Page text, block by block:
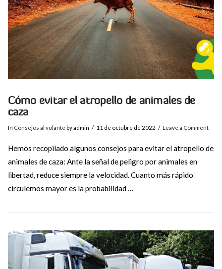
Cómo evitar el atropello de animales de
caza
In Consejos al volante by admin 11 de octubre de 2022 Leave a Comment
Hemos recopilado algunos consejos para evitar el atropello de
animales de caza: Ante la señal de peligro por animales en
libertad, reduce siempre la velocidad. Cuanto más rápido
circulemos mayor es la probabilidad …